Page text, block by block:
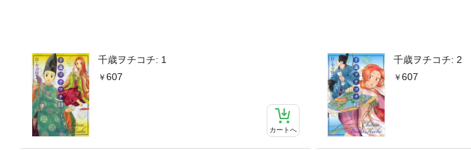
千歳ヲチコチ: 1
607
カートへ
千歳ヲチコチ: 2
607